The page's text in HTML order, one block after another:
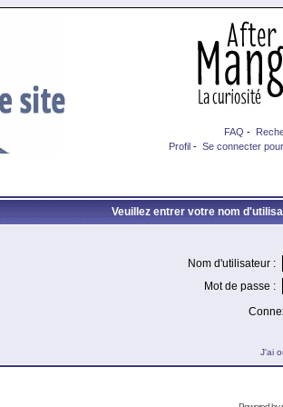
FAQ -
Profil - Se connecter
Veuillez entrer votre nom
Nom d'utilisateur :
Mot de passe :
J'ai